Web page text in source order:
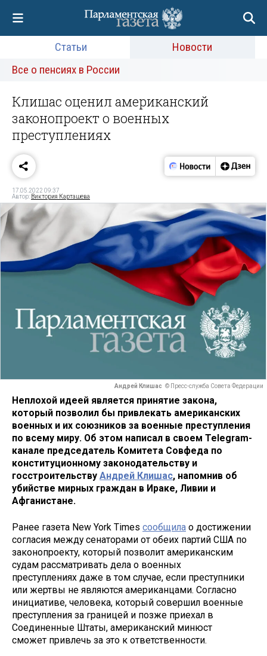
Статьи
Новости
Все о пенсиях в России
Клишас оценил американский
законопроект о военных
преступлениях
17.05.2022 09:37
Автор: Виктория Карташева
Андрей Клишас © Пресс-служба Совета Федерации
Неплохой идеей является принятие закона,
который позволил бы привлекать американских
военных и их союзников за военные преступления
по всему миру. Об этом написал в своем Telegram-
канале председатель Комитета Совфеда по
конституционному законодательству и
госстроительству Андрей Клишас, напомнив об
убийстве мирных граждан в Ираке, Ливии и
Афганистане.
Ранее газета New York Times сообщила о достижении
согласия между сенаторами от обеих партий США по
законопроекту, который позволит американским
судам рассматривать дела о военных
преступлениях даже в том случае, если преступники
или жертвы не являются американцами. Согласно
инициативе, человека, который совершил военные
преступления за границей и позже приехал в
Соединенные Штаты, американский минюст
сможет привлечь за это к ответственности.